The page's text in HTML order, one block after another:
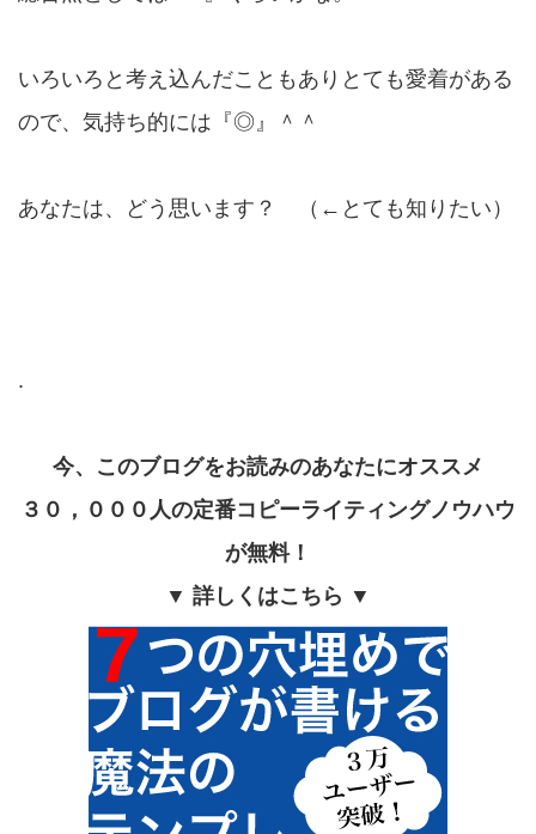
いろいろと考え込んだこともありとても愛着がある
ので、気持ち的には『◎』＾＾
あなたは、どう思います？ （←とても知りたい）
.
今、このブログをお読みのあなたにオススメ
３０，０００人の定番コピーライティングノウハウ
が無料！
▼ 詳しくはこちら ▼